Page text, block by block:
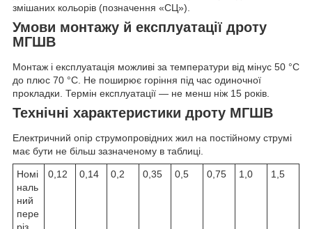
змішаних кольорів (позначення «СЦ»).
Умови монтажу й експлуатації дроту
МГШВ
Монтаж і експлуатація можливі за температури від мінус 50 °C
до плюс 70 °C. Не поширює горіння під час одиночної
прокладки. Термін експлуатації — не менш ніж 15 років.
Технічні характеристики дроту МГШВ
Електричний опір струмопровідних жил на постійному струмі
має бути не більш зазначеному в таблиці.
Номі
наль
ний
пере
0,12 0,14 0,2 0,35 0,5 0,75 1,0 1,5